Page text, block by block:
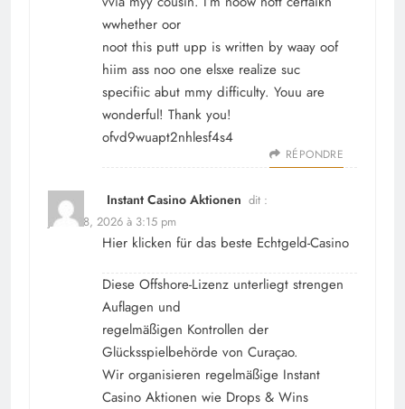
wwhether oor
noot this putt upp is written by waay oof
hiim ass noo one elsxe realize suc
specifiic abut mmy difficulty. Youu are
wonderful! Thank you!
ofvd9wuapt2nhlesf4s4
RÉPONDRE
Instant Casino Aktionen dit :
juillet 18, 2026 à 3:15 pm
Hier klicken für das beste Echtgeld-Casino
Diese Offshore-Lizenz unterliegt strengen
Auflagen und
regelmäßigen Kontrollen der
Glücksspielbehörde von Curaçao.
Wir organisieren regelmäßige Instant
Casino Aktionen wie Drops & Wins